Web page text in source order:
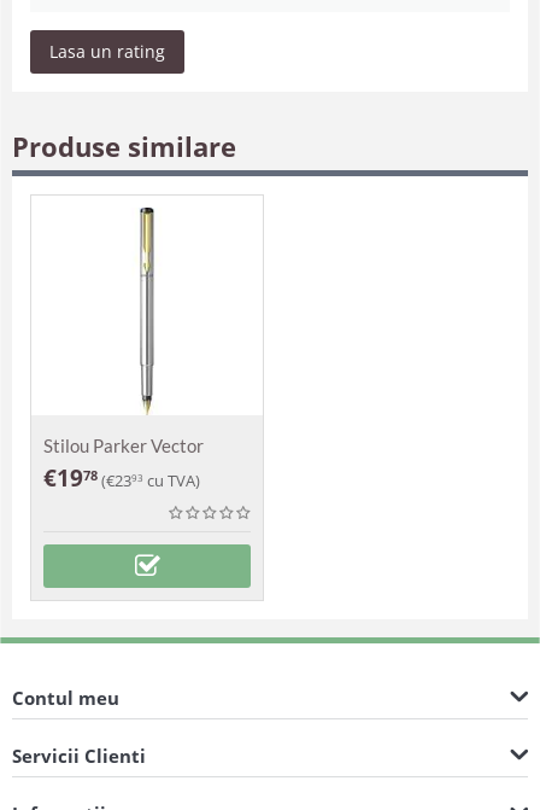
Lasa un rating
Produse similare
Stilou Parker Vector
Royal SS
€1978 (€2393 cu TVA)
Contul meu
Servicii Clienti